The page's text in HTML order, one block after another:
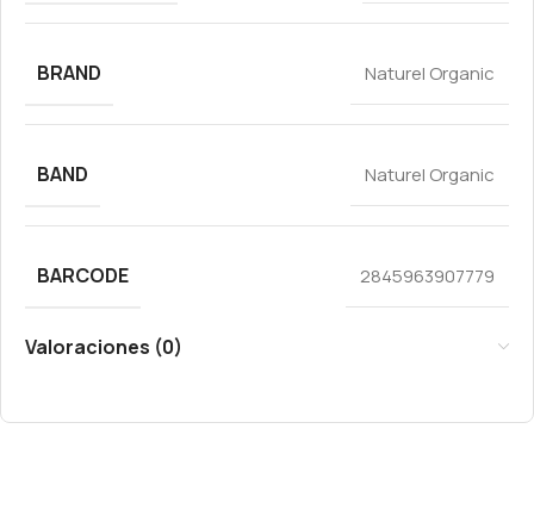
BRAND Naturel Organic
BAND Naturel Organic
BARCODE 2845963907779
Valoraciones (0)